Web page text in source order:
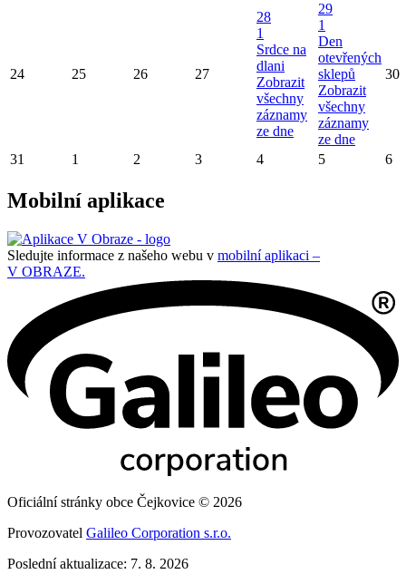
24 25 26 27
28
1
Srdce na
dlani
Zobrazit
všechny
záznamy
ze dne
29
1
Den
otevřených
sklepů
Zobrazit
všechny
záznamy
ze dne
30
31 1 2 3 4 5 6
Mobilní aplikace
Sledujte informace z našeho webu v mobilní aplikaci –
V OBRAZE.
Oficiální stránky obce Čejkovice © 2026
Provozovatel Galileo Corporation s.r.o.
Poslední aktualizace: 7. 8. 2026